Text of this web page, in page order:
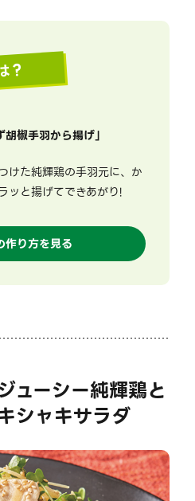
？
胡椒手羽から揚げ」
けた純輝鶏の手羽元に、か
ッと揚げてできあがり!
作り方を見る
ューシー純輝鶏と
シャキサラダ